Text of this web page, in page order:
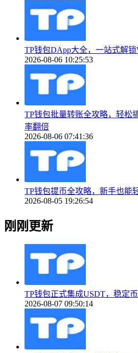
TP钱包DApp大全，一站式解锁
2026-08-06 10:25:53
TP钱包批量转账全攻略，轻松
率翻倍
2026-08-06 07:41:36
TP钱包提币全攻略，新手也能
2026-08-05 19:26:54
刚刚更新
TP钱包正式集成USDT，稳定
2026-08-07 09:50:14